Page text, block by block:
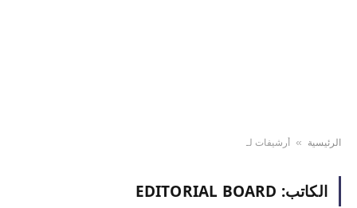
الرئيسية » أرشيفات لـ
الكاتب: EDITORIAL BOARD